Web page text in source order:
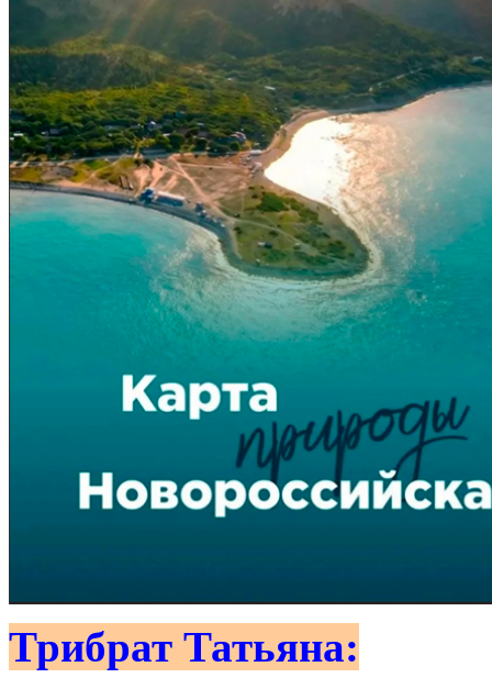
Трибрат Татьяна: